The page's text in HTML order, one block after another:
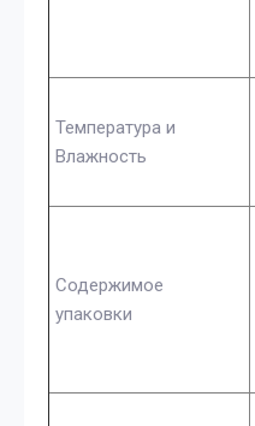
Температура и
Влажность
Содержимое
упаковки